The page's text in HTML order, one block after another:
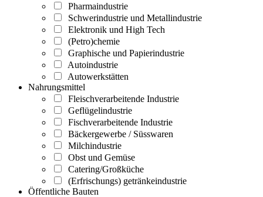
Pharmaindustrie
Schwerindustrie und Metallindustrie
Elektronik und High Tech
(Petro)chemie
Graphische und Papierindustrie
Autoindustrie
Autowerkstätten
Nahrungsmittel
Fleischverarbeitende Industrie
Geflügelindustrie
Fischverarbeitende Industrie
Bäckergewerbe / Süsswaren
Milchindustrie
Obst und Gemüse
Catering/Großküche
(Erfrischungs) getränkeindustrie
Öffentliche Bauten